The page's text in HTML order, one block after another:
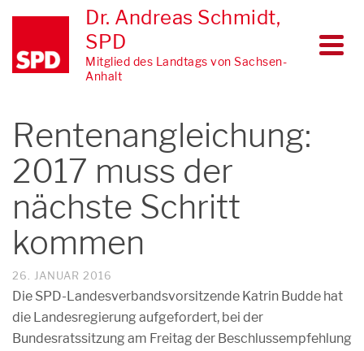
Dr. Andreas Schmidt,
SPD
Mitglied des Landtags von Sachsen-
Anhalt
Rentenangleichung:
2017 muss der
nächste Schritt
kommen
26. JANUAR 2016
Die SPD-Landesverbandsvorsitzende Katrin Budde hat
die Landesregierung aufgefordert, bei der
Bundesratssitzung am Freitag der Beschlussempfehlung